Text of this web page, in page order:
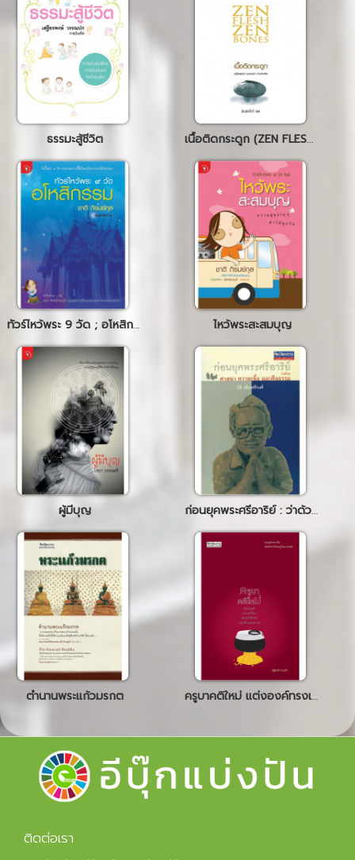
ธรรมะสู้ชีวิต เนื้อติดกระดูก (ZEN FLESH ZEN BONES)
ทัวร์ไหว้พระ 9 วัด ; อโหสิกรรม ไหว้พระสะสมบุญ
ผู้มีบุญ ก่อนยุคพระศรีอาริย์ : ว่าด้วยศาสนา ความเชื่อ และศีลธรรม
ตำนานพระแก้วมรกต ครูบาคติใหม่ แต่งองค์ทรงเครื่อง พุทธศรัทธาหลังกึ่งพุทธกาล
ติดต่อเรา